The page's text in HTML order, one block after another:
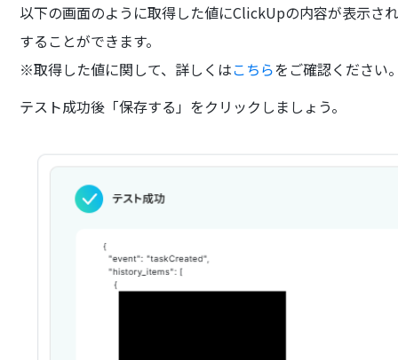
以下の画面のように取得した値にClickUpの内容が表示さ
することができます。
※取得した値に関して、詳しくはこちらをご確認ください
テスト成功後「保存する」をクリックしましょう。